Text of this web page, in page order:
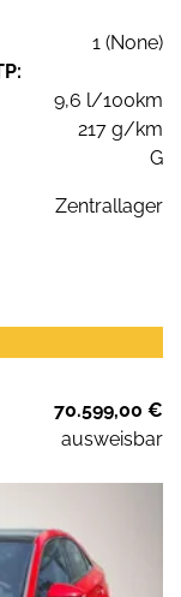
1 (None)
9,6 l/100km
217 g/km
G
Zentrallager
70.599,00 €
ausweisbar